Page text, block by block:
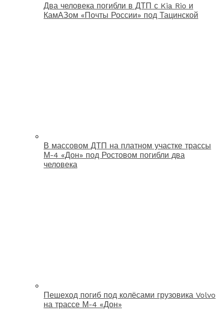
Два человека погибли в ДТП с Kia Rio и
КамАЗом «Почты России» под Тацинской
В массовом ДТП на платном участке трассы
М-4 «Дон» под Ростовом погибли два
человека
Пешеход погиб под колёсами грузовика Volvo
на трассе М-4 «Дон»